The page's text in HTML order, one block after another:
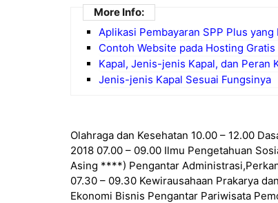
More Info:
Aplikasi Pembayaran SPP Plus yang
Contoh Website pada Hosting Gratis
Kapal, Jenis-jenis Kapal, dan Peran
Jenis-jenis Kapal Sesuai Fungsinya
Olahraga dan Kesehatan 10.00 – 12.00
2018 07.00 – 09.00 Ilmu Pengetahuan
Asing ****) Pengantar
07.30 – 09.30 Kewirausahaan Prakarya
Ekonomi Bisnis Pengantar Pariwisata